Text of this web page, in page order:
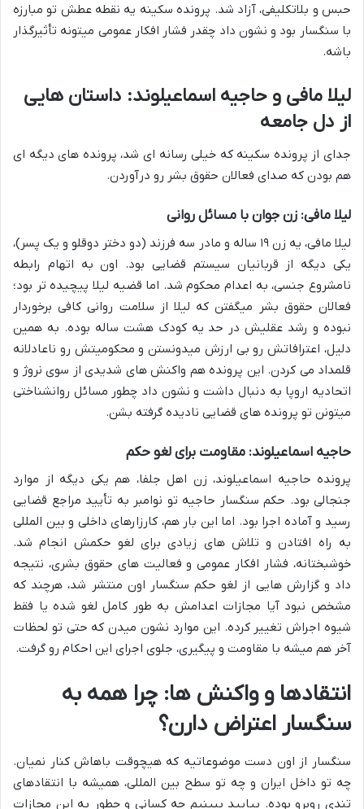
حبس و بلاتکلیفی، آزاد شد. پرونده سکینه یه نقطه عطش تو مبارزه
با سنگسار بود و نشون داد چقدر فشار افکار عمومی میتونه تأثیرگذار
باشه.
لیلا مافی و حاجیه اسماعیلوند: داستان هایی
از دل جامعه
جدای از پرونده سکینه که خیلی رسانه ای شد، پرونده های دیگه ای
هم بودن که صدای فعالان حقوق بشر رو درآوردن.
لیلا مافی: زن جوان با مسائل روانی
لیلا مافی، یه زن ۱۹ ساله و مادر سه فرزند (دو دختر دوقلو و یک پسر)،
یکی دیگه از قربانیان سیستم قضایی بود. اون به اتهام رابطه
نامشروع جنسی، به اعدام محکوم شد. اما قضیه لیلا پیچیده تر بود؛
فعالان حقوق بشر میگفتن که لیلا از سلامت روانی کافی برخوردار
نبوده و رشد عقلیش در حد یه کودک هشت ساله بوده. به همین
دلیل، اعترافاتش رو بی ارزش میدونستن و محکومیتش رو ناعادلانه
قلمداد می کردن. این پرونده هم واکنش های شدیدی از سوی نروژ و
اتحادیه اروپا به دنبال داشت و نشون داد چطور مسائل روانشناختی
میتونن تو پرونده های قضایی نادیده گرفته بشن.
حاجیه اسماعیلوند: مقاومت برای لغو حکم
پرونده حاجیه اسماعیلوند، زن اهل جلفا، هم یکی دیگه از موارد
جنجالی بود. حکم سنگسار حاجیه تو نوامبر به تأیید مراجع قضایی
رسید و آماده اجرا بود. اما این بار هم، کارزارهای داخلی و بین المللی
به راه افتادن و تلاش های زیادی برای لغو حکمش انجام شد.
خوشبختانه، فشار افکار عمومی و فعالیت های حقوق بشری، نتیجه
داد و گزارش هایی از لغو حکم سنگسار اون منتشر شد، هرچند که
مشخص نبود آیا مجازات اعدامش به طور کامل لغو شده یا فقط
شیوه اجراش تغییر کرده. این موارد نشون میدن که حتی تو لحظات
آخر هم میشه با مقاومت و پیگیری، جلوی اجرای این احکام رو گرفت.
انتقادها و واکنش ها: چرا همه به
سنگسار اعتراض دارن؟
سنگسار از اون دست موضوعاتیه که هیچوقت باهاش کنار نمیان.
چه تو داخل ایران و چه تو سطح بین المللی، همیشه با انتقادهای
تندی روبرو بوده. بیایید ببینیم چه کسانی و چطور به این مجازات